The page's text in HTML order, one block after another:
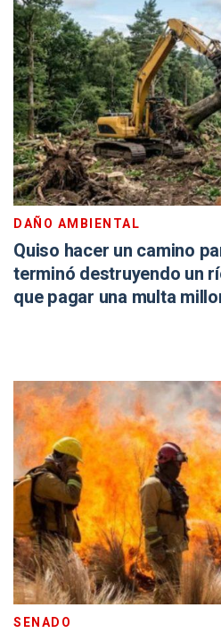
DAÑO AMBIENTAL
Quiso hacer un camino
terminó destruyendo un
que pagar una multa
SENADO